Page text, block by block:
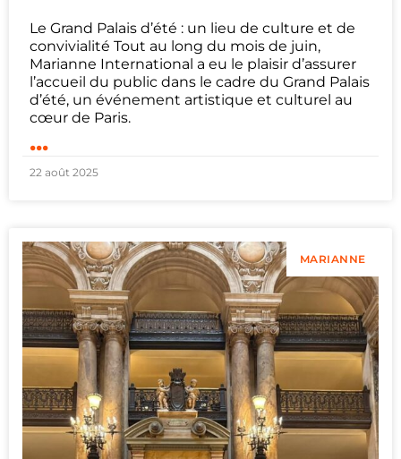
Le Grand Palais d’été : un lieu de culture et de
convivialité Tout au long du mois de juin,
Marianne International a eu le plaisir d’assurer
l’accueil du public dans le cadre du Grand Palais
d’été, un événement artistique et culturel au
cœur de Paris.
...
22 août 2025
MARIANNE